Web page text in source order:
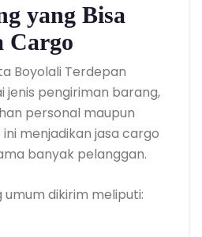
yang Bisa
Cargo
Boyolali Terdepan
jenis pengiriman barang,
personal maupun
ini menjadikan jasa cargo
banyak pelanggan.
dikirim meliputi: